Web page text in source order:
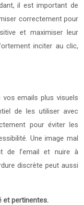
il est important de
correctement pour
et maximiser leur
inciter au clic,
emails plus visuels
de les utiliser avec
pour éviter les
Une image mal
de l’email et nuire à
discrète peut aussi
et pertinentes.